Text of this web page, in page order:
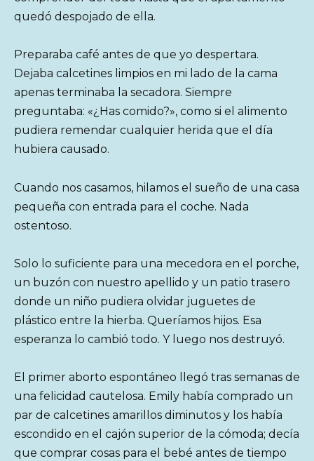
quedó despojado de ella.
Preparaba café antes de que yo despertara.
Dejaba calcetines limpios en mi lado de la cama
apenas terminaba la secadora. Siempre
preguntaba: «¿Has comido?», como si el alimento
pudiera remendar cualquier herida que el día
hubiera causado.
Cuando nos casamos, hilamos el sueño de una casa
pequeña con entrada para el coche. Nada
ostentoso.
Solo lo suficiente para una mecedora en el porche,
un buzón con nuestro apellido y un patio trasero
donde un niño pudiera olvidar juguetes de
plástico entre la hierba. Queríamos hijos. Esa
esperanza lo cambió todo. Y luego nos destruyó.
El primer aborto espontáneo llegó tras semanas de
una felicidad cautelosa. Emily había comprado un
par de calcetines amarillos diminutos y los había
escondido en el cajón superior de la cómoda; decía
que comprar cosas para el bebé antes de tiempo